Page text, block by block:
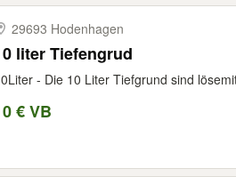
29693 Hodenhagen
liter Tiefengrud
- Die 10 Liter Tiefgrund sind
€ VB